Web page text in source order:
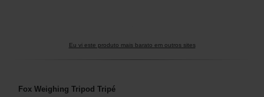
Eu vi este produto mais barato em outros sites
Fox Weighing Tripod Tripé